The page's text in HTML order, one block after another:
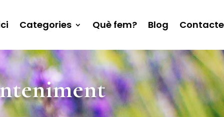
Categories Què fem? Blog Contacte